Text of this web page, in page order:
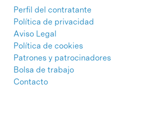
Perfil del contratante
Política de privacidad
Aviso Legal
Política de cookies
Patrones y patrocinadores
Bolsa de trabajo
Contacto